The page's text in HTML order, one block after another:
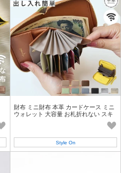
財布 ミニ財布 本革 カードケース ミニ
ウォレット 大容量 お札折れない スキ
Style On